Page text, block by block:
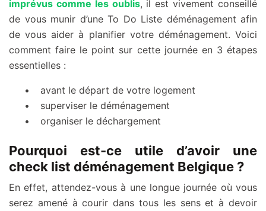
imprévus comme les oublis, il est vivement conseillé
de vous munir d’une To Do Liste déménagement afin
de vous aider à planifier votre déménagement. Voici
comment faire le point sur cette journée en 3 étapes
essentielles :
avant le départ de votre logement
superviser le déménagement
organiser le déchargement
Pourquoi est-ce utile d’avoir une
check list déménagement Belgique ?
En effet, attendez-vous à une longue journée où vous
serez amené à courir dans tous les sens et à devoir